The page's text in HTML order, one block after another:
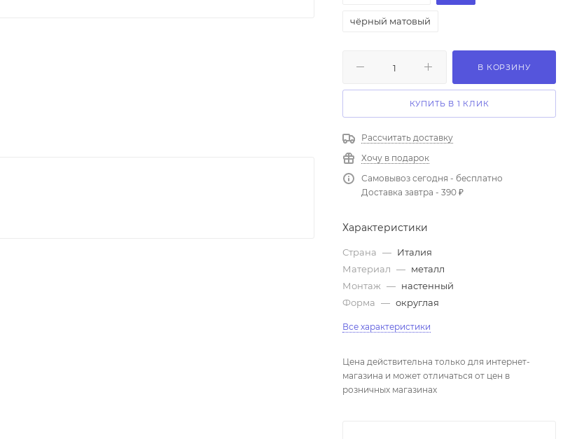
чёрный матовый
В КОРЗИНУ
КУПИТЬ В 1 КЛИК
Рассчитать доставку
Хочу в подарок
Самовывоз сегодня - бесплатно
Доставка завтра - 390 ₽
Характеристики
Страна — Италия
Материал — металл
Монтаж — настенный
Форма — округлая
Все характеристики
Цена действительна только для интернет-
магазина и может отличаться от цен в
розничных магазинах